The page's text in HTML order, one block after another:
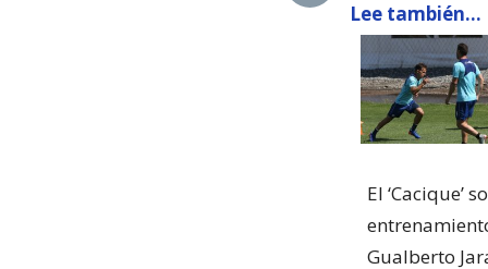
Lee también...
El ‘Cacique’
Gualberto